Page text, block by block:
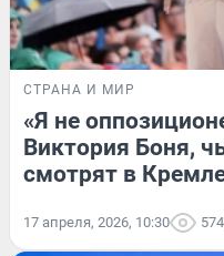
СТРАНА И МИР
«Я не
Виктория Боня,
смотрят в
17 апреля, 2026, 10:30 574